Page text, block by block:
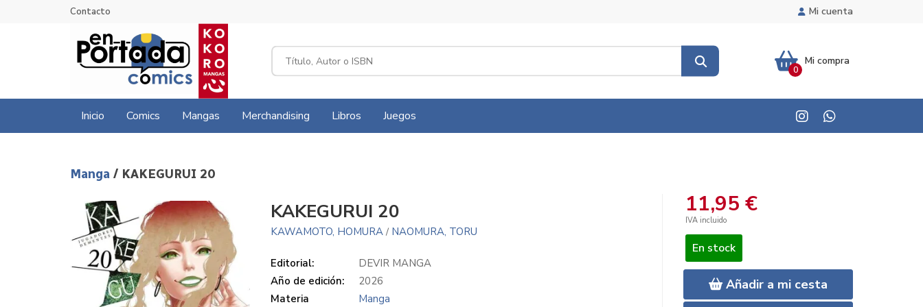
Mi cuenta
Contacto
Mi compra
0
Inicio Comics Mangas Merchandising Libros Juegos
Manga / KAKEGURUI 20
KAKEGURUI 20
KAWAMOTO, HOMURA/ NAOMURA, TORU
Editorial:
DEVIR MANGA
Año de edición:
2026
Materia
Manga
11,95 €
IVA incluido
En stock
Añadir a mi cesta